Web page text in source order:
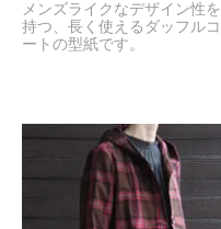
メンズライクなデザイン性を
持つ、長く使えるダッフルコ
ートの型紙です。